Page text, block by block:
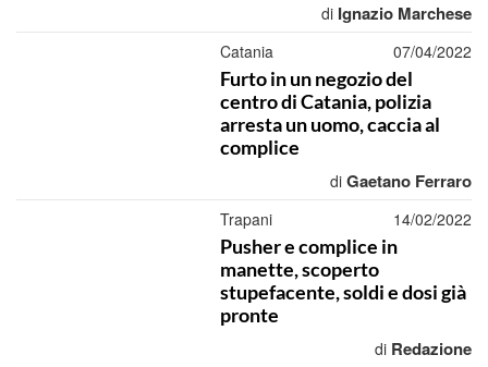
di Ignazio Marchese
Catania 07/04/2022
Furto in un negozio del
centro di Catania, polizia
arresta un uomo, caccia al
complice
di Gaetano Ferraro
Trapani 14/02/2022
Pusher e complice in
manette, scoperto
stupefacente, soldi e dosi già
pronte
di Redazione